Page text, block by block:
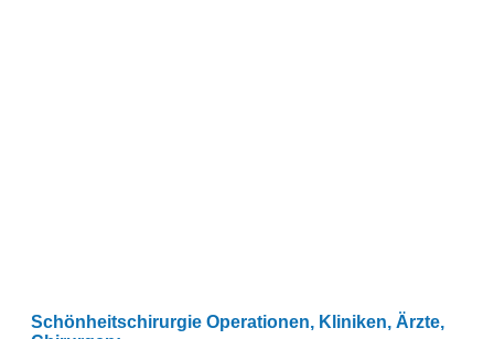
Schönheitschirurgie Operationen, Kliniken, Ärzte,